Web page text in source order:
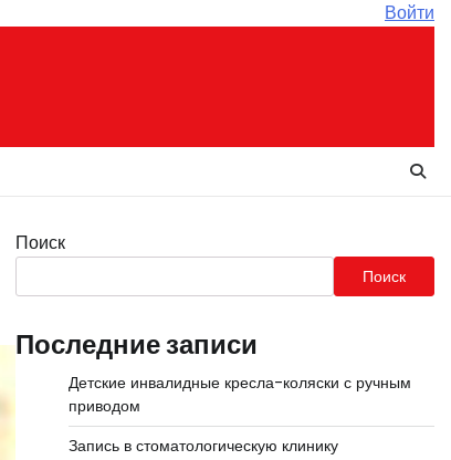
Войти
Поиск
Поиск
Последние записи
Детские инвалидные кресла-коляски с ручным
приводом
Запись в стоматологическую клинику